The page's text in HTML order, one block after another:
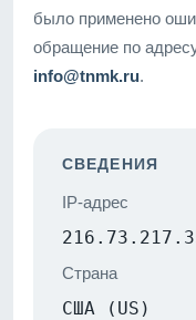
было применено
обращение по
info@tnmk.ru.
СВЕДЕНИЯ
IP-адрес
Страна
США (US)